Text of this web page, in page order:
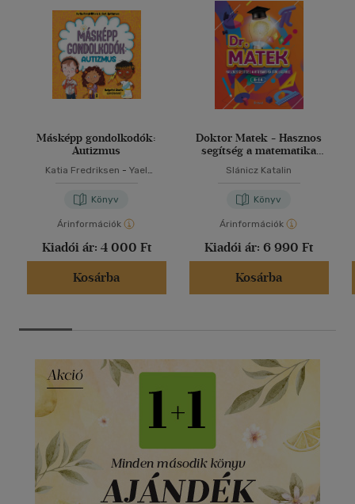
Másképp gondolkodók:
Autizmus
Katia Fredriksen - Yael
Könyv
Árinformációk
Kiadói ár: 4 000 Ft
Kosárba
Doktor Matek - Hasznos
segítség a matematika
Slánicz Katalin
Könyv
Árinformációk
Kiadói ár: 6 990 Ft
Kosárba